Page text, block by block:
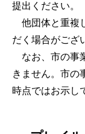
提出ください。
他団体と重複
だく場合がござ
なお、市の事
きません。市の
時点ではお示し